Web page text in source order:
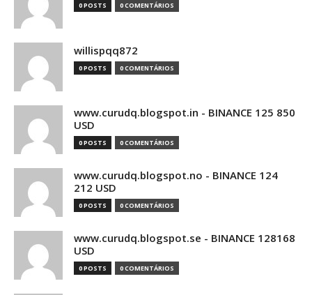
0 POSTS 0 COMENTÁRIOS
willispqq872
0 POSTS 0 COMENTÁRIOS
www.curudq.blogspot.in - BINANCE 125 850
USD
0 POSTS 0 COMENTÁRIOS
www.curudq.blogspot.no - BINANCE 124
212 USD
0 POSTS 0 COMENTÁRIOS
www.curudq.blogspot.se - BINANCE 128168
USD
0 POSTS 0 COMENTÁRIOS